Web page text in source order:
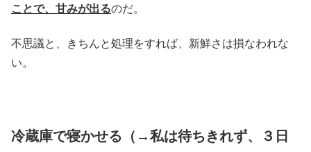
ことで、甘みが出るのだ。
不思議と、きちんと処理をすれば、新鮮さは損なわれな
い。
冷蔵庫で寝かせる（→私は待ちきれず、３日